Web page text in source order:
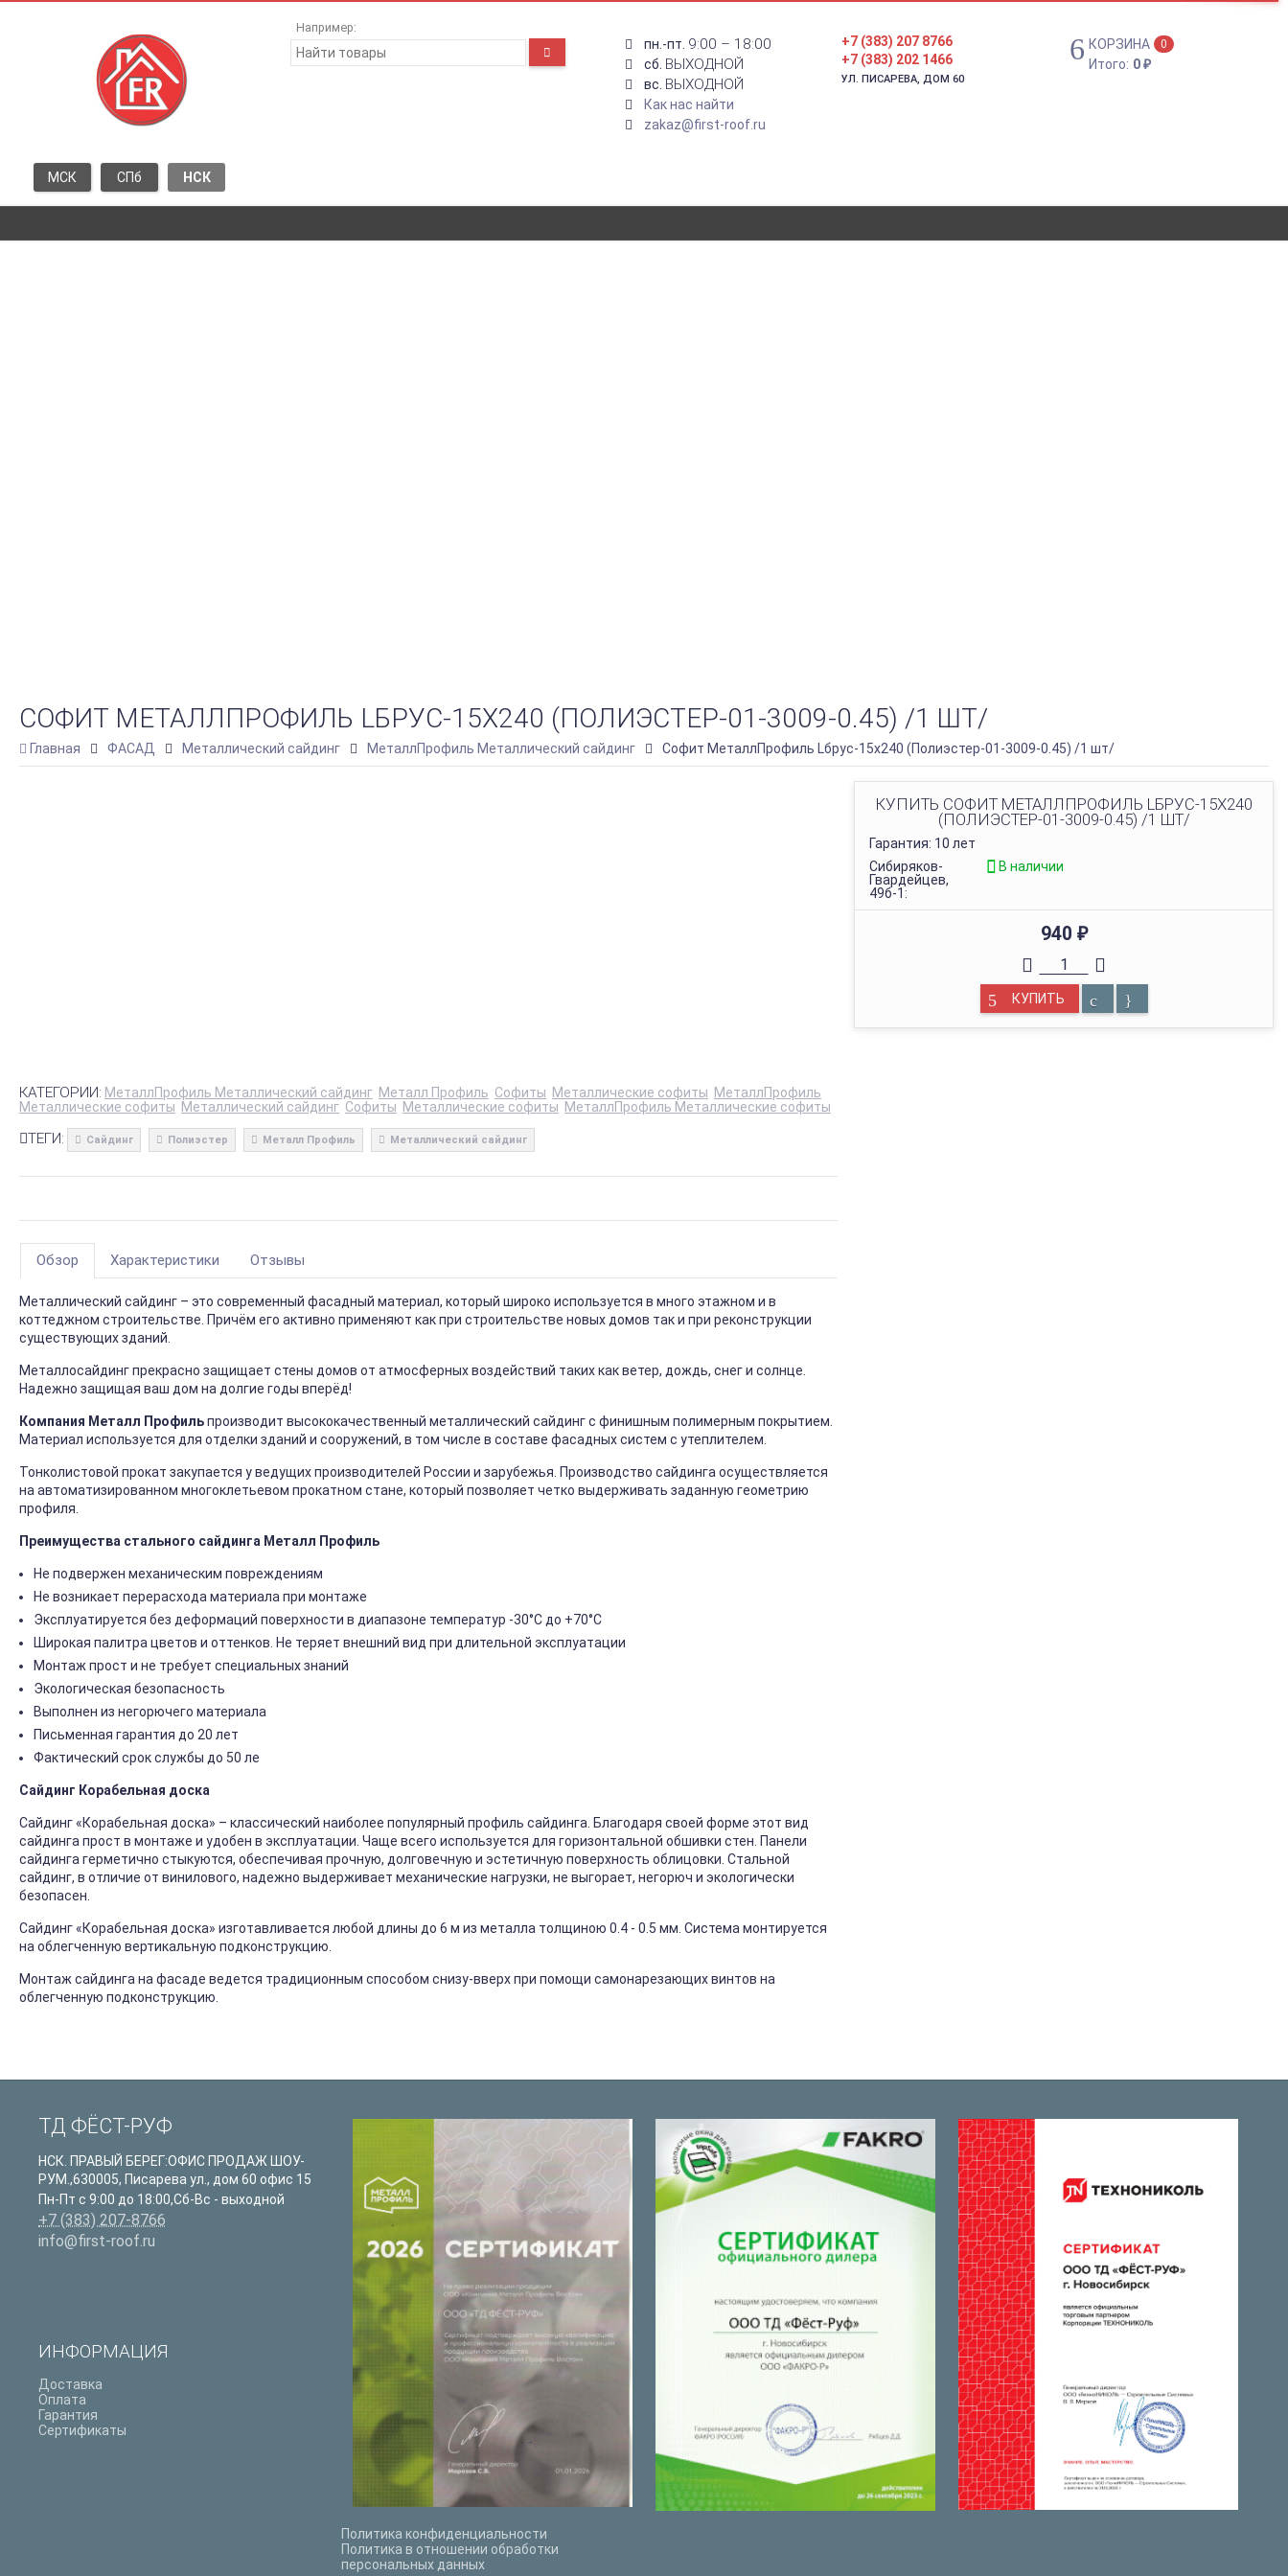
МСК СПб НСК
Например:
пн.-пт. 9:00 – 18:00
сб. ВЫХОДНОЙ
вс. ВЫХОДНОЙ
Как нас найти
zakaz@first-roof.ru
+7 (383) 207 8766
+7 (383) 202 1466
УЛ. ПИСАРЕВА, ДОМ 60
КОРЗИНА 0
Итого: 0₽
СОФИТ МЕТАЛЛПРОФИЛЬ LБРУС-15Х240 (ПОЛИЭСТЕР-01-3009-0.45) /1 ШТ/
Главная ФАСАД Металлический сайдинг МеталлПрофиль Металлический сайдинг Софит МеталлПрофиль Lбрус-15х240 (Полиэстер-01-3009-0.45) /1 шт/
КУПИТЬ СОФИТ МЕТАЛЛПРОФИЛЬ LБРУС-15Х240
(ПОЛИЭСТЕР-01-3009-0.45) /1 ШТ/
Гарантия: 10 лет
Сибиряков-
Гвардейцев,
49б-1:
В наличии
940 ₽
КУПИТЬ
КАТЕГОРИИ: МеталлПрофиль Металлический сайдинг Металл Профиль Софиты Металлические софиты МеталлПрофиль
Металлические софиты Металлический сайдинг Софиты Металлические софиты МеталлПрофиль Металлические софиты
ТЕГИ: Сайдинг Полиэстер Металл Профиль Металлический сайдинг
Обзор Характеристики Отзывы
Металлический сайдинг – это современный фасадный материал, который широко используется в много этажном и в
коттеджном строительстве. Причём его активно применяют как при строительстве новых домов так и при реконструкции
существующих зданий.
Металлосайдинг прекрасно защищает стены домов от атмосферных воздействий таких как ветер, дождь, снег и солнце.
Надежно защищая ваш дом на долгие годы вперёд!
Компания Металл Профильпроизводит высококачественный металлический сайдинг с финишным полимерным покрытием.
Материал используется для отделки зданий и сооружений, в том числе в составе фасадных систем с утеплителем.
Тонколистовой прокат закупается у ведущих производителей России и зарубежья. Производство сайдинга осуществляется
на автоматизированном многоклетьевом прокатном стане, который позволяет четко выдерживать заданную геометрию
профиля.
Преимущества стального сайдинга Металл Профиль
Не подвержен механическим повреждениям
Не возникает перерасхода материала при монтаже
Эксплуатируется без деформаций поверхности в диапазоне температур -30°C до +70°C
Широкая палитра цветов и оттенков. Не теряет внешний вид при длительной эксплуатации
Монтаж прост и не требует специальных знаний
Экологическая безопасность
Выполнен из негорючего материала
Письменная гарантия до 20 лет
Фактический срок службы до 50 ле
Сайдинг Корабельная доска
Сайдинг «Корабельная доска» – классический наиболее популярный профиль сайдинга. Благодаря своей форме этот вид
сайдинга прост в монтаже и удобен в эксплуатации. Чаще всего используется для горизонтальной обшивки стен. Панели
сайдинга герметично стыкуются, обеспечивая прочную, долговечную и эстетичную поверхность облицовки. Стальной
сайдинг, в отличие от винилового, надежно выдерживает механические нагрузки, не выгорает, негорюч и экологически
безопасен.
Сайдинг «Корабельная доска» изготавливается любой длины до 6 м из металла толщиною 0.4 - 0.5 мм. Система монтируется
на облегченную вертикальную подконструкцию.
Монтаж сайдинга на фасаде ведется традиционным способом снизу-вверх при помощи самонарезающих винтов на
облегченную подконструкцию.
ТД ФЁСТ-РУФ
НСК. ПРАВЫЙ БЕРЕГ:ОФИС ПРОДАЖ ШОУ-
РУМ.,630005, Писарева ул., дом 60 офис 15
Пн-Пт с 9:00 до 18:00,Сб-Вс - выходной
+7 (383) 207-8766
info@first-roof.ru
ИНФОРМАЦИЯ
Доставка
Оплата
Гарантия
Сертификаты
Политика конфиденциальности
Политика в отношении обработки
персональных данных